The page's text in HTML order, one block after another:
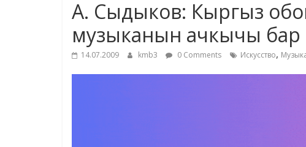
А. Сыдыков: Кыргыз
музыканын ачкычы бар
14.07.2009 kmb3 0 Comments Искусство,